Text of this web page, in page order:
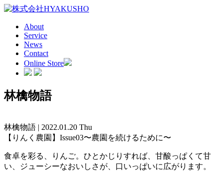
About
Service
News
Contact
Online Store
林檎物語
林檎物語 | 2022.01.20 Thu
【りんく農園】Issue03〜農園を続けるために〜
食卓を彩る、りんご。ひとかじりすれば、甘酸っぱくて甘
い、ジューシーなおいしさが、口いっぱいに広がります。